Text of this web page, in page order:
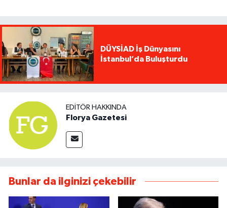
DÜYSİAD İş Dünyasını
İstanbul’da Buluşturdu
EDITÖR HAKKINDA
Florya Gazetesi
Bunlar da ilginizi çekebilir